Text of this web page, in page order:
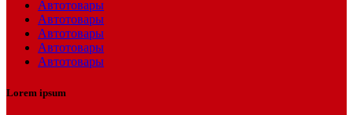
Автотовары
Автотовары
Автотовары
Автотовары
Автотовары
Lorem ipsum